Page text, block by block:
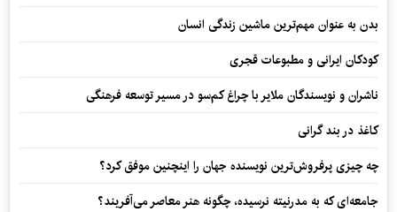
بدن به عنوان مهم‌ترین ماشین زندگی انسان
کودکان ایرانی و مطبوعات قجری
ناشران و نویسندگان ملایر با چراغ کم‌سو در مسیر توسعه فرهنگی
کاغذ در بند گرانی
چه چیزی پرفروش‌ترین نویسنده جهان را اینچنین موفق کرد؟
جامعه‌ای که به مدرنیته نرسیده، چگونه هنر معاصر می‌آفریند؟